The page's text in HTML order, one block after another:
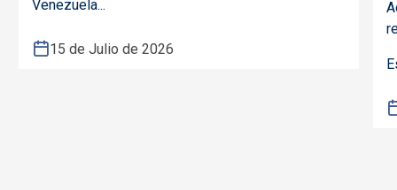
Venezuela...
15 de Julio de 2026